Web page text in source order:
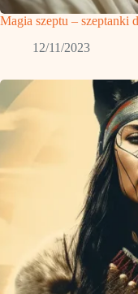
Magia szeptu – szeptanki
12/11/2023